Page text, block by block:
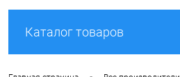
Каталог товаров